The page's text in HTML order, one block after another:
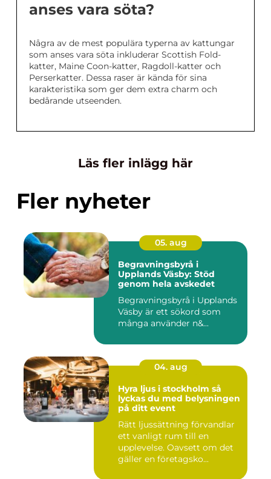
anses vara söta?
Några av de mest populära typerna av kattungar
som anses vara söta inkluderar Scottish Fold-
katter, Maine Coon-katter, Ragdoll-katter och
Perserkatter. Dessa raser är kända för sina
karakteristika som ger dem extra charm och
bedårande utseenden.
Läs fler inlägg här
Fler nyheter
05. aug
Begravningsbyrå i
Upplands Väsby: Stöd
genom hela avskedet
Begravningsbyrå i Upplands
Väsby är ett sökord som
många använder n&...
04. aug
Hyra ljus i stockholm så
lyckas du med belysningen
på ditt event
Rätt ljussättning förvandlar
ett vanligt rum till en
upplevelse. Oavsett om det
gäller en företagsko...